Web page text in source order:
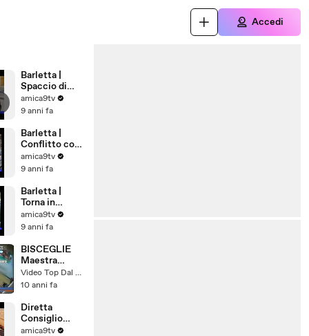
Accedi
Barletta |
Spaccio di
droga, blitz
della Guardia
amica9tv
9 anni fa
Barletta |
Conflitto con
carabinieri,
preso quinto
amica9tv
9 anni fa
Barletta |
Torna in
carcere il
Boss Cannito
amica9tv
9 anni fa
BISCEGLIE
Maestra
picchia i
piccoli
Video Top Dal Web
10 anni fa
Diretta
Consiglio
Comunale di
amica9tv